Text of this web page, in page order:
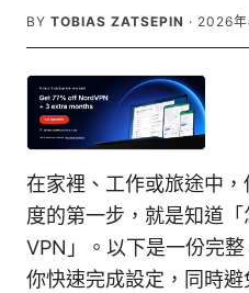
BY TOBIAS ZATSEPIN · 2026年
在家裡、工作或旅途中
度的第一步，就是知道
VPN」。以下是一份完
你快速完成設定，同時